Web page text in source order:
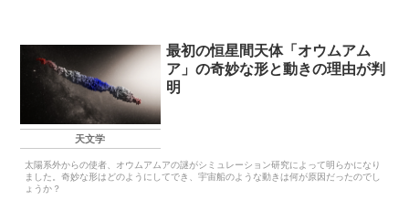
天文学
最初の恒星間天体「オウムアム
ア」の奇妙な形と動きの理由が判
明
太陽系外からの使者、オウムアムアの謎がシミュレーション研究によって明らかになり
ました。奇妙な形はどのようにしてでき、宇宙船のような動きは何が原因だったのでし
ょうか？